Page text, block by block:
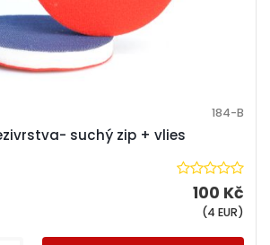
suchý zip + vlies
184-B
100 Kč
(4 EUR)